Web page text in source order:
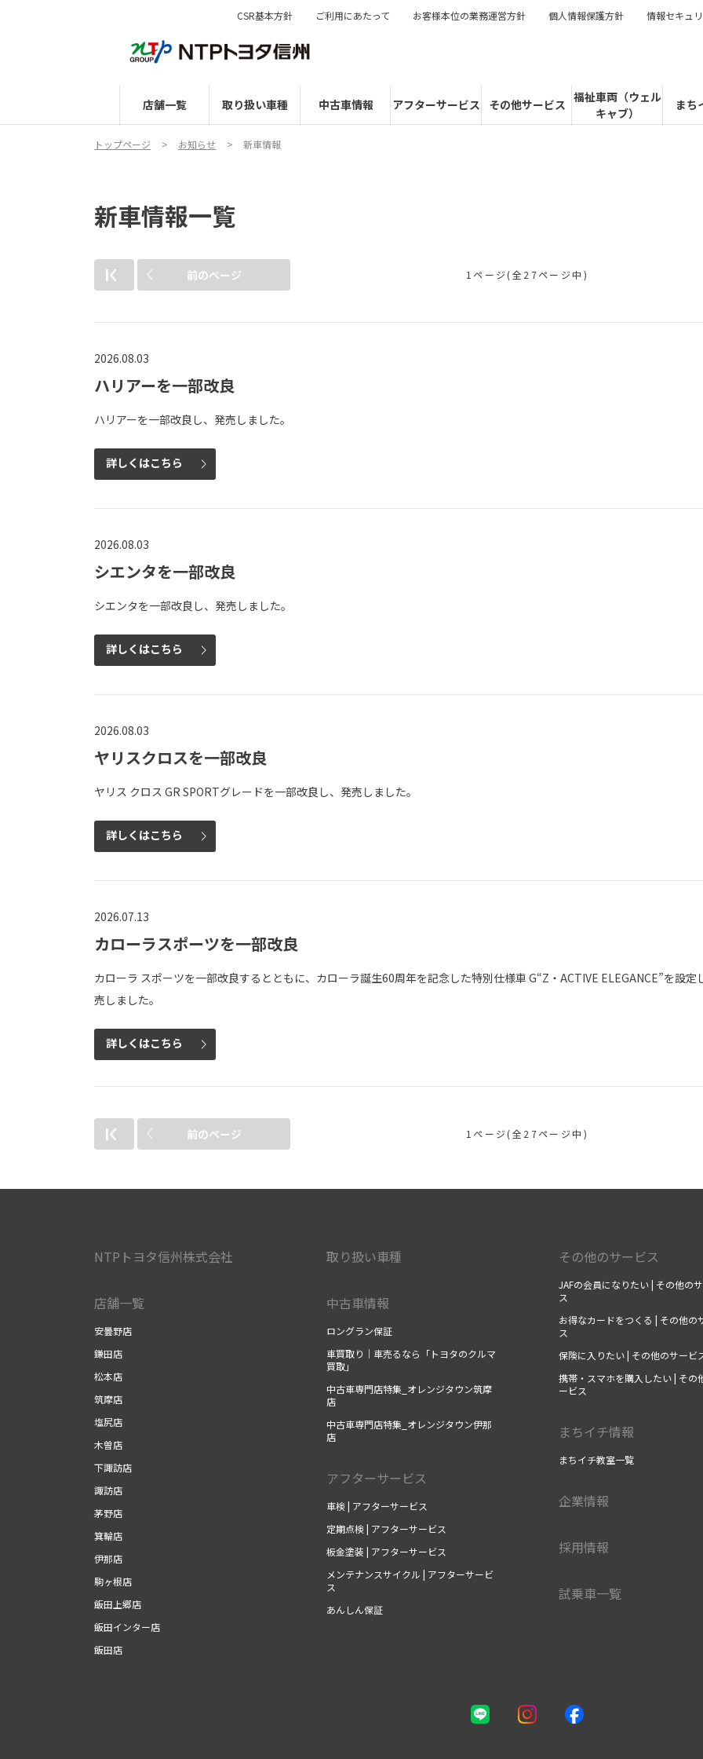
店舗一覧 取り扱い車種 中古車情報 アフターサービス その他サービス 福祉車両（ウェル
キャブ）
まち
CSR基本方針 ご利用にあたって お客様本位の業務運営方針 個人情報保護方針 情報セキュ
トップページ お知らせ 新車情報
新車情報一覧
前のページ 1ページ(全27ページ中)
2026.08.03
ハリアーを一部改良
ハリアーを一部改良し、発売しました。
詳しくはこちら
2026.08.03
シエンタを一部改良
シエンタを一部改良し、発売しました。
詳しくはこちら
2026.08.03
ヤリスクロスを一部改良
ヤリス クロス GR SPORTグレードを一部改良し、発売しました。
詳しくはこちら
2026.07.13
カローラスポーツを一部改良
カローラ スポーツを一部改良するとともに、カローラ誕生60周年を記念した特別仕様車 G“Z・ACTIVE ELEGANCE”を設定
売しました。
詳しくはこちら
前のページ 1ページ(全27ページ中)
NTPトヨタ信州株式会社
店舗一覧
安曇野店
鎌田店
松本店
筑摩店
塩尻店
木曽店
下諏訪店
諏訪店
茅野店
箕輪店
伊那店
駒ヶ根店
飯田上郷店
飯田インター店
飯田店
取り扱い車種
中古車情報
ロングラン保証
車買取り｜車売るなら「トヨタのクルマ
買取」
中古車専門店特集_オレンジタウン筑摩
店
中古車専門店特集_オレンジタウン伊那
店
アフターサービス
車検 | アフターサービス
定期点検 | アフターサービス
板金塗装 | アフターサービス
メンテナンスサイクル | アフターサービ
ス
あんしん保証
その他のサービス
JAFの会員になりたい | その他の
ス
お得なカードをつくる | その他の
ス
保険に入りたい | その他のサービ
携帯・スマホを購入したい | その
ービス
まちイチ情報
まちイチ教室一覧
企業情報
採用情報
試乗車一覧